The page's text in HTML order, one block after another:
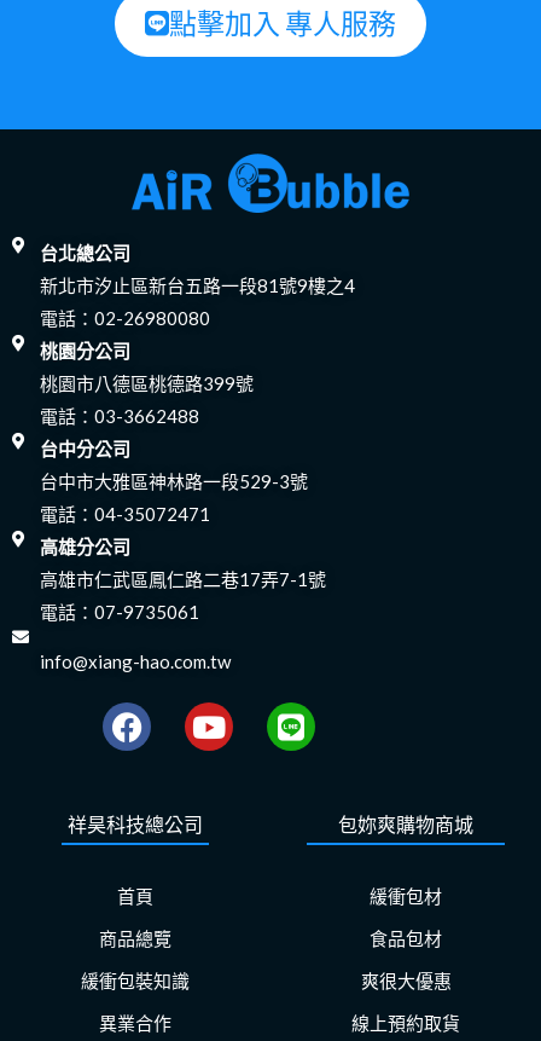
點擊加入 專人服務
台北總公司
新北市汐止區新台五路一段81號9樓之4
電話： 02-26980080
桃園分公司
桃園市八德區桃德路399號
電話： 03-3662488
台中分公司
台中市大雅區神林路一段529-3號
電話： 04-35072471
高雄分公司
高雄市仁武區鳳仁路二巷17弄7-1號
電話： 07-9735061
info@xiang-hao.com.tw
F
a
e
b
o
k
Y
o
u
L
i
祥昊科技總公司
首頁
商品總覽
緩衝包裝知識
異業合作
包妳爽購物商城
緩衝包材
食品包材
爽很大優惠
線上預約取貨